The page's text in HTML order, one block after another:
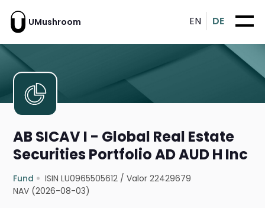
UMushroom EN DE
AB SICAV I - Global Real Estate
Securities Portfolio AD AUD H Inc
Fund ISIN LU0965505612 /Valor 22429679
NAV (2026-08-03)